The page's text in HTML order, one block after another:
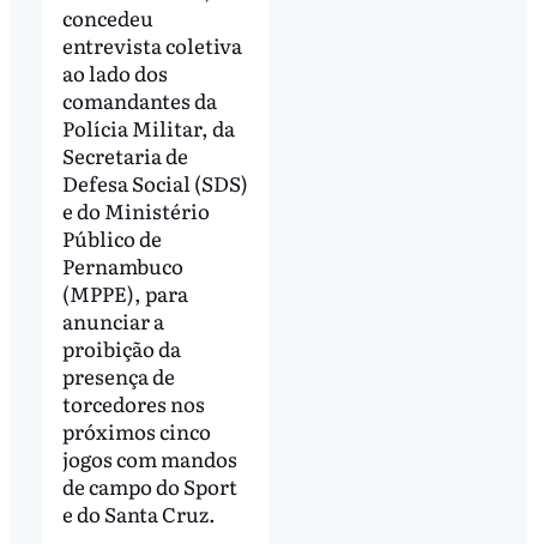
concedeu
entrevista coletiva
ao lado dos
comandantes da
Polícia Militar, da
Secretaria de
Defesa Social (SDS)
e do Ministério
Público de
Pernambuco
(MPPE), para
anunciar a
proibição da
presença de
torcedores nos
próximos cinco
jogos com mandos
de campo do Sport
e do Santa Cruz.